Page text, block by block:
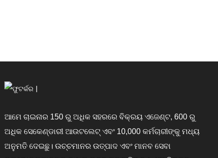
ଆମେ ଚାଇନାର 150 ରୁ ଅଧିକ ସହରରେ ବିକ୍ରୟ ଏଜେଣ୍ଟ, 600 ରୁ
ଅଧିକ ସେକେଣ୍ଡାରୀ ଆଉଟଲେଟ୍ ଏବଂ 10,000 କର୍ମଚାରୀଙ୍କୁ ମଧ୍ୟ
ଅନୁମତି ଦେଇଛୁ। ଉଚ୍ଚମାନର ଉତ୍ପାଦ ଏବଂ ମାନବ ସେବା